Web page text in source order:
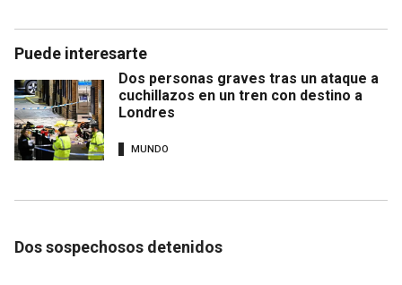
Puede interesarte
Dos personas graves tras un ataque a
cuchillazos en un tren con destino a
Londres
MUNDO
Dos sospechosos detenidos